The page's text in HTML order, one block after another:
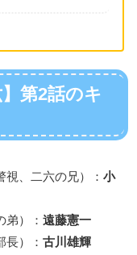
第2話のキ
、二六の兄）： 小
）： 遠藤憲一
）： 古川雄輝